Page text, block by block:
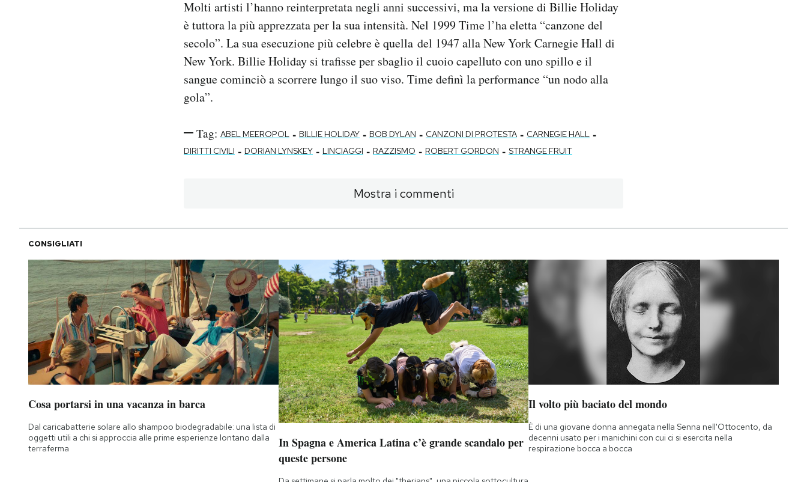
Molti artisti l’hanno reinterpretata negli anni successivi, ma la versione di Billie Holiday
è tuttora la più apprezzata per la sua intensità. Nel 1999 Time l’ha eletta “canzone del
secolo”. La sua esecuzione più celebre è quella del 1947 alla New York Carnegie Hall di
New York. Billie Holiday si trafisse per sbaglio il cuoio capelluto con uno spillo e il
sangue cominciò a scorrere lungo il suo viso. Time definì la performance “un nodo alla
gola”.
Tag: ABEL MEEROPOL - BILLIE HOLIDAY - BOB DYLAN - CANZONI DI PROTESTA - CARNEGIE HALL -
DIRITTI CIVILI - DORIAN LYNSKEY - LINCIAGGI - RAZZISMO - ROBERT GORDON - STRANGE FRUIT
Mostra i commenti
CONSIGLIATI
Cosa portarsi in una vacanza in barca
Dal caricabatterie solare allo shampoo biodegradabile: una lista di
oggetti utili a chi si approccia alle prime esperienze lontano dalla
terraferma
In Spagna e America Latina c’è grande scandalo per
queste persone
Il volto più baciato del mondo
È di una giovane donna annegata nella Senna nell'Ottocento, da
decenni usato per i manichini con cui ci si esercita nella
respirazione bocca a bocca